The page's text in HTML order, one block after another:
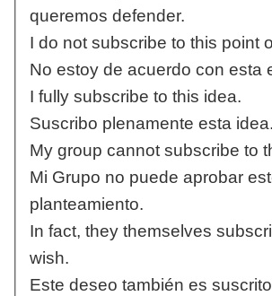
queremos defender.
I do not subscribe to this point
No estoy de acuerdo con esta
I fully subscribe to this idea.
Suscribo plenamente esta idea.
My group cannot subscribe to
Mi Grupo no puede aprobar
planteamiento.
In fact, they themselves
wish.
Este deseo también es